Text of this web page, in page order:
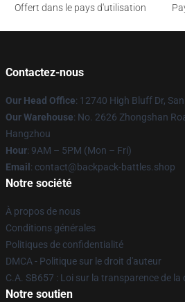
Offert dans le pays d'utilisation
Contactez-nous
Our Head Office: 12740 High Bluff Dr,
Our Warehouse: No. 2626 Zhongshan
Hangzhou
Hour: 9AM – 5PM (Mon – Fri)
Email : contact@backpack-battles.shop
Notre société
À propos de nous
Conditions générales
Politiques de confidentialité
DMCA - Politique sur le droit d'auteur
C.A. SB657 : Loi sur la transparence de
Notre soutien